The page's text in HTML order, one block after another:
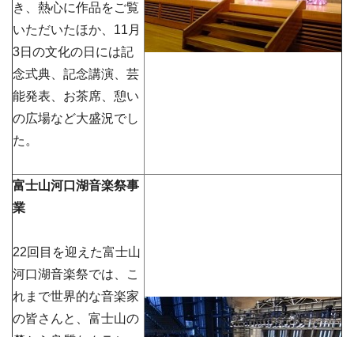
き、熱心に作品をご覧
いただいたほか、11月
3日の文化の日には記
念式典、記念講演、芸
能発表、お茶席、憩い
の広場など大盛況でし
た。
富士山河口湖音楽祭事
業
22回目を迎えた富士山
河口湖音楽祭では、こ
れまで世界的な音楽家
の皆さんと、富士山の